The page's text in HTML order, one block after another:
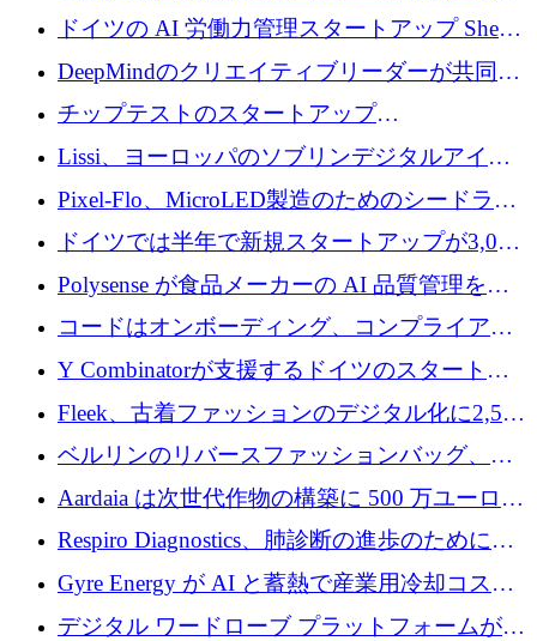
から 2,000 万ユーロ以上の支援を獲得
ドイツの AI 労働力管理スタートアップ Sherpa
がプレシードで 220 万ドルを調達
DeepMindのクリエイティブリーダーが共同設
立したAIライティングのスタートアップが
チップテストのスタートアップ
QuantumDiamondsが株式資金で1,500万ユーロ
を調達
Lissi、ヨーロッパのソブリンデジタルアイデ
ンティティの未来を推進するために350万ユー
ロを調達
Pixel-Flo、MicroLED製造のためのシードラウ
ンドで525万ポンドを獲得
ドイツでは半年で新規スタートアップが3,000
社という記録を目の当たりにし、涙を流すハ
ンブルク
Polysense が食品メーカーの AI 品質管理を拡
張するために 1,070 万ドルを調達
コードはオンボーディング、コンプライアン
ス、支払いを統合するために 640 万ポンドを
Y Combinatorが支援するドイツのスタートア
ップFintoが340万ドルを調達、シリコンバレ
ーではなくミュンヘンを選んだと語る
Fleek、古着ファッションのデジタル化に2,500
万ドルを確保
ベルリンのリバースファッションバッグ、繊
維仕分け規模拡大に7桁の資金調達
Aardaia は次世代作物の構築に 500 万ユーロを
寄付
Respiro Diagnostics、肺診断の進歩のために
100 万ポンドを確保
Gyre Energy が AI と蓄熱で産業用冷却コスト
を削減するために 130 万ドルを調達
デジタル ワードローブ プラットフォームが